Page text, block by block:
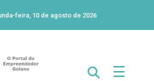
feira, 10 de agosto de 2026
☰